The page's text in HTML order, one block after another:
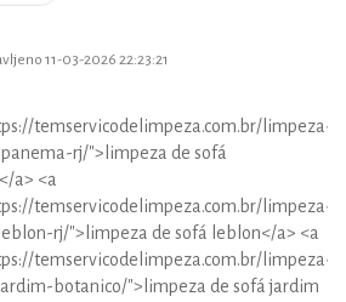
11-03-2026 22:23:21
temservicodelimpeza.com.br/limpeza-
rj/">limpeza de sofá
a> <a
temservicodelimpeza.com.br/limpeza-
rj/">limpeza de sofá leblon</a> <a
temservicodelimpeza.com.br/limpeza-
botanico/">limpeza de sofá jardim